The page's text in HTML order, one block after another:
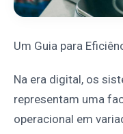
Um Guia para
Na era digital, os
representam uma
operacional em